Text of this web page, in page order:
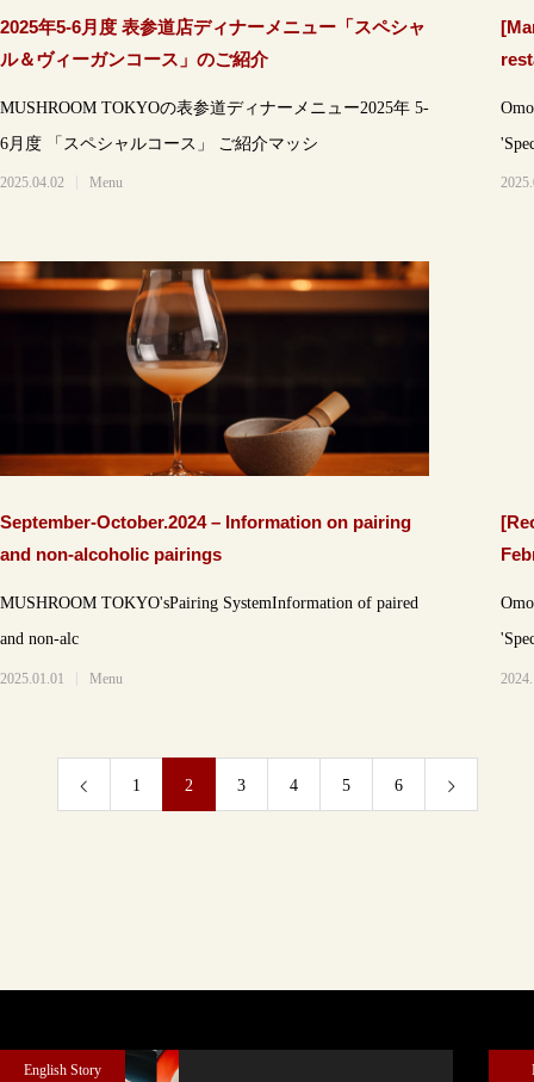
2025年5-6月度 表参道店ディナーメニュー「スペシャ
ル＆ヴィーガンコース」のご紹介
MUSHROOM TOKYOの表参道ディナーメニュー2025年 5-
6月度 「スペシャルコース」 ご紹介マッシ
2025.04.02 Menu
September-October.2024 – Information on pairing
and non-alcoholic pairings
MUSHROOM TOKYO'sPairing SystemInformation of paired
and non-alc
2025.01.01 Menu
1 2 3 4 5 6
English Story